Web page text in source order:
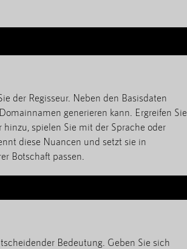
der Regisseur. Neben den Basisdaten
generieren kann. Ergreifen Sie
spielen Sie mit der Sprache oder
diese Nuancen und setzt sie in
Botschaft passen.
Bedeutung. Geben Sie sich